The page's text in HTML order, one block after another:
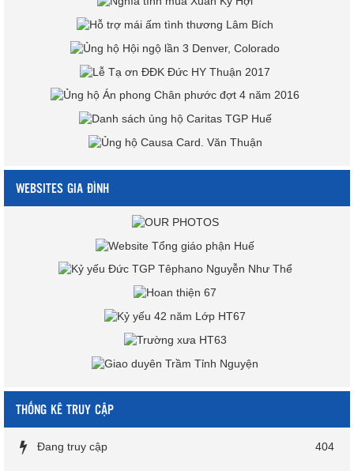
WEBSITES GIA ĐÌNH
THỐNG KÊ TRUY CẬP
Đang truy cập 404